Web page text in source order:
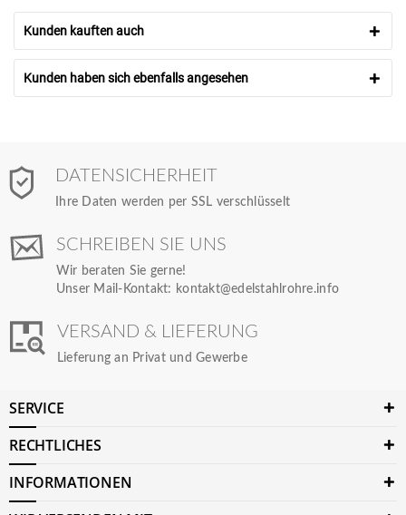
Kunden kauften auch
Kunden haben sich ebenfalls angesehen
DATENSICHERHEIT
Ihre Daten werden per SSL verschlüsselt
SCHREIBEN SIE UNS
Wir beraten Sie gerne!
Unser Mail-Kontakt: kontakt@edelstahlrohre.info
VERSAND & LIEFERUNG
Lieferung an Privat und Gewerbe
SERVICE
RECHTLICHES
INFORMATIONEN